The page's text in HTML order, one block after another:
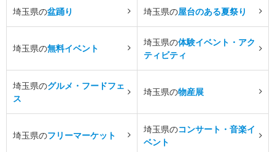
埼玉県の盆踊り 埼玉県の屋台のある夏祭り
埼玉県の無料イベント
埼玉県の体験イベント・アク
ティビティ
埼玉県のグルメ・フードフェ
ス
埼玉県の物産展
埼玉県のフリーマーケット
埼玉県のコンサート・音楽イ
ベント